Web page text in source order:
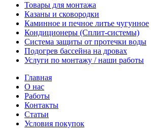
Товары для монтажа
Казаны и сковородки
Каминное и печное литье чугунное
Кондиционеры (Сплит-системы)
Система защиты от протечки воды
Подогрев бассейна на дровах
Услуги по монтажу / наши работы
Главная
О нас
Работы
Контакты
Статьи
Условия покупок